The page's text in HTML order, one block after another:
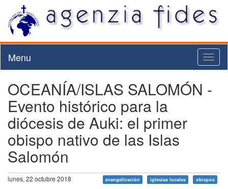
Menu
OCEANÍA/ISLAS SALOMÓN -
Evento histórico para la
diócesis de Auki: el primer
obispo nativo de las Islas
Salomón
lunes, 22 octubre 2018 evangelización iglesias locales obispos